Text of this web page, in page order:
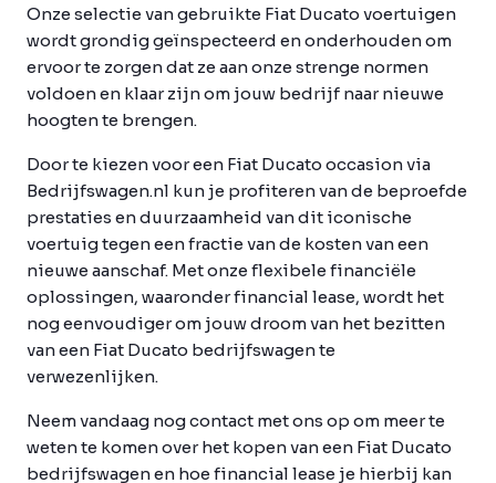
Onze selectie van gebruikte Fiat Ducato voertuigen
wordt grondig geïnspecteerd en onderhouden om
ervoor te zorgen dat ze aan onze strenge normen
voldoen en klaar zijn om jouw bedrijf naar nieuwe
hoogten te brengen.
Door te kiezen voor een Fiat Ducato occasion via
Bedrijfswagen.nl kun je profiteren van de beproefde
prestaties en duurzaamheid van dit iconische
voertuig tegen een fractie van de kosten van een
nieuwe aanschaf. Met onze flexibele financiële
oplossingen, waaronder financial lease, wordt het
nog eenvoudiger om jouw droom van het bezitten
van een Fiat Ducato bedrijfswagen te
verwezenlijken.
Neem vandaag nog contact met ons op om meer te
weten te komen over het kopen van een Fiat Ducato
bedrijfswagen en hoe financial lease je hierbij kan